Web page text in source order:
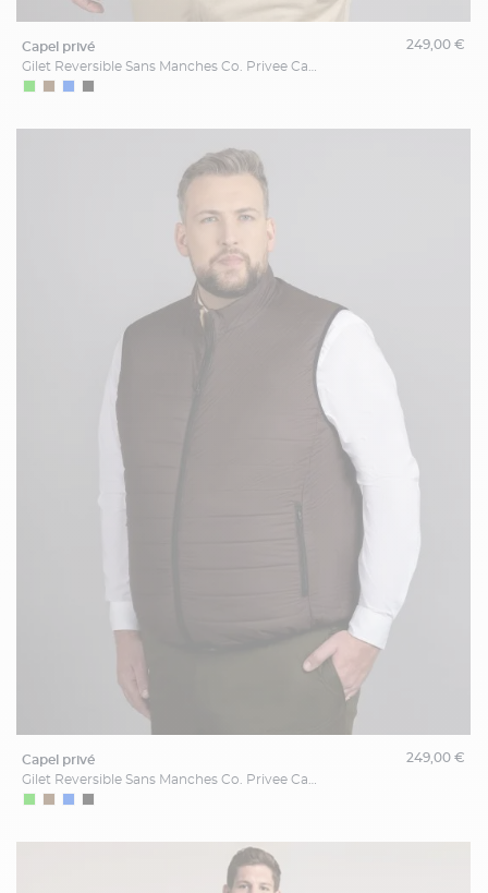
capel privé
249,00 €
capel privé
Gilet Reversible Sans Manches Co. Privee Capel Grande Taille
249,00 €